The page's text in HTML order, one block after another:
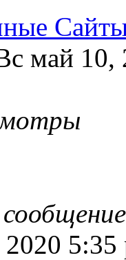
май 10,
5:35